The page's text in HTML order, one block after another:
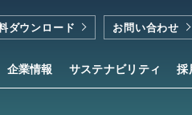
企業情報 サステナビリティ 採
ダウンロード お問い合わせ